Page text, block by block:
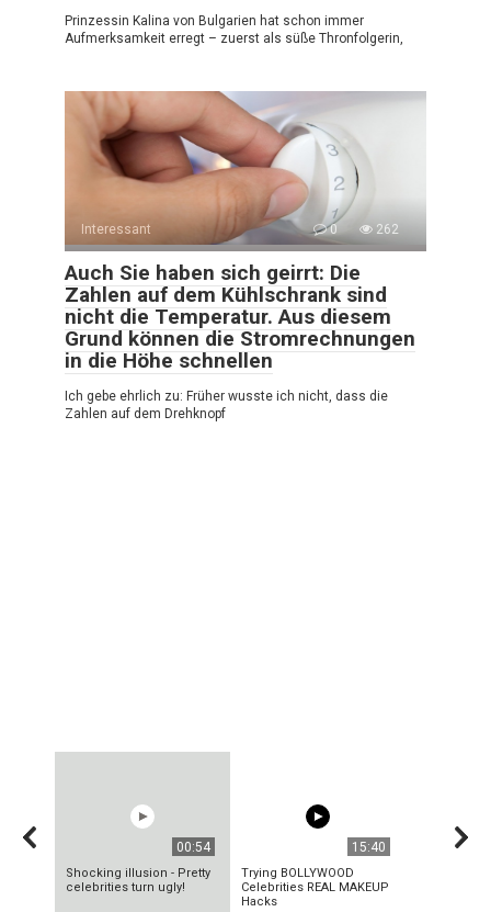
Prinzessin Kalina von Bulgarien hat schon immer
Aufmerksamkeit erregt – zuerst als süße Thronfolgerin,
Interessant 0 262
Auch Sie haben sich geirrt: Die
Zahlen auf dem Kühlschrank sind
nicht die Temperatur. Aus diesem
Grund können die Stromrechnungen
in die Höhe schnellen
Ich gebe ehrlich zu: Früher wusste ich nicht, dass die
Zahlen auf dem Drehknopf
00:54
Shocking illusion - Pretty
celebrities turn ugly!
15:40
Trying BOLLYWOOD
Celebrities REAL MAKEUP
Hacks